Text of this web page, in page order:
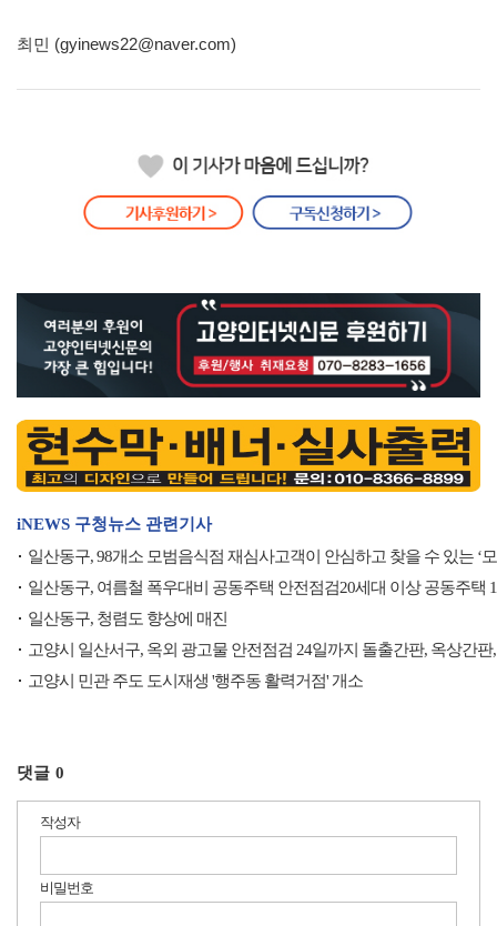
최민 (gyinews22@naver.com)
iNEWS 구청뉴스 관련기사
일산동구, 98개소 모범음식점 재심사고객이 안심하고 찾을 수 있는 ‘
일산동구, 여름철 폭우대비 공동주택 안전점검20세대 이상 공동주택
일산동구, 청렴도 향상에 매진
고양시 일산서구, 옥외 광고물 안전점검 24일까지 돌출간판, 옥상간판
고양시 민관 주도 도시재생 '행주동 활력거점' 개소
댓글 0
작성자
비밀번호